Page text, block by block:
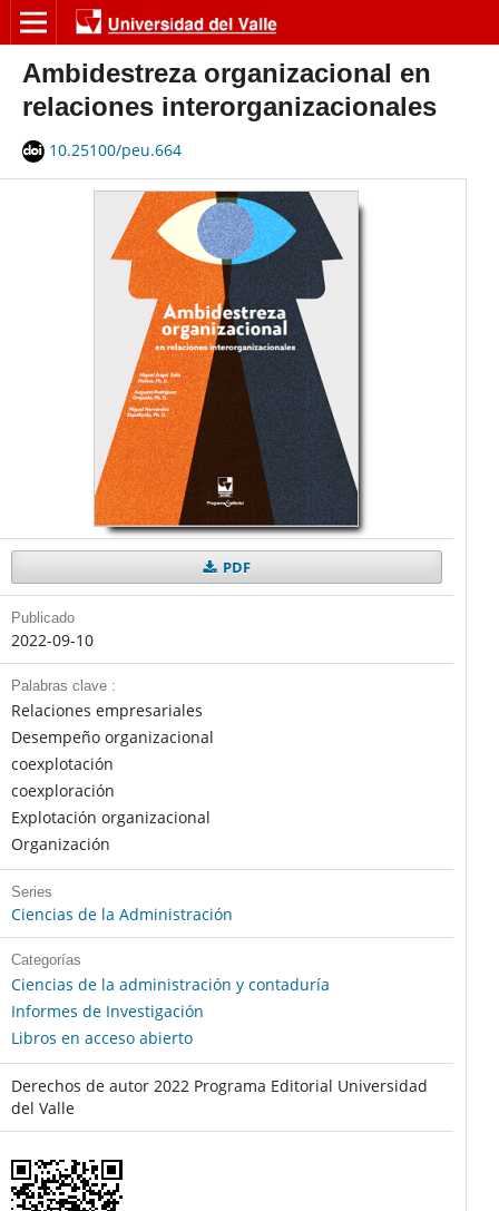
Ambidestreza organizacional en
relaciones interorganizacionales
10.25100/peu.664
PDF
Publicado
2022-09-10
Palabras clave :
Relaciones empresariales
Desempeño organizacional
coexplotación
coexploración
Explotación organizacional
Organización
Series
Ciencias de la Administración
Categorías
Ciencias de la administración y contaduría
Informes de Investigación
Libros en acceso abierto
Derechos de autor 2022 Programa Editorial Universidad
del Valle